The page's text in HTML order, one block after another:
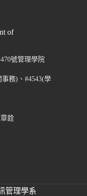
of
號管理學院
事務)、#4543(學
銓
管理學系